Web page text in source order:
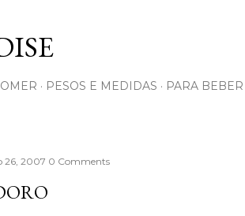
PESOS E MEDIDAS PARA
26, 2007 0 Comments